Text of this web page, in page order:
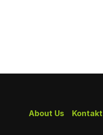
Kontakt
About Us